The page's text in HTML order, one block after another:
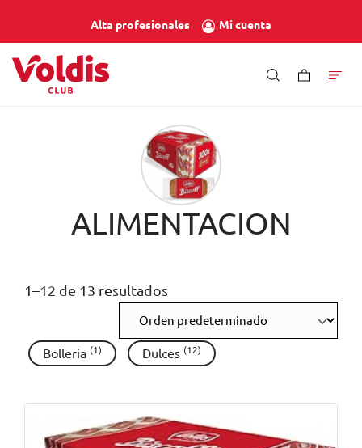
Alta profesionales Mi cuenta
ALIMENTACION
1–12 de 13 resultados
Bolleria (1) Dulces (12)